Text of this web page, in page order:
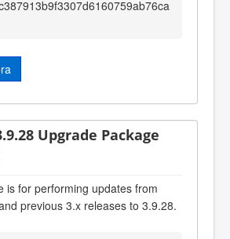
Upgrade Package
is for performing updates from
previous 3.x releases to 3.9.28.